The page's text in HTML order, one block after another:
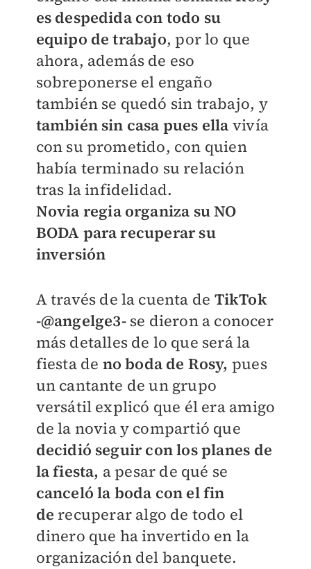
es despedida con todo su
equipo de trabajo, por lo que
ahora, además de eso
sobreponerse el engaño
también se quedó sin trabajo, y
también sin casa pues ella vivía
con su prometido, con quien
había terminado su relación
tras la infidelidad.
Novia regia organiza su NO
BODA para recuperar su
inversión
A través de la cuenta de TikTok
-@angelge3- se dieron a conocer
más detalles de lo que será la
fiesta de no boda de Rosy, pues
un cantante de un grupo
versátil explicó que él era amigo
de la novia y compartió que
decidió seguir con los planes de
la fiesta, a pesar de qué se
canceló la boda con el fin
de recuperar algo de todo el
dinero que ha invertido en la
organización del banquete.